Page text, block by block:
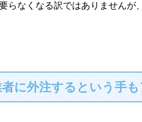
らなくなる訳ではありませんが
に外注するという手も